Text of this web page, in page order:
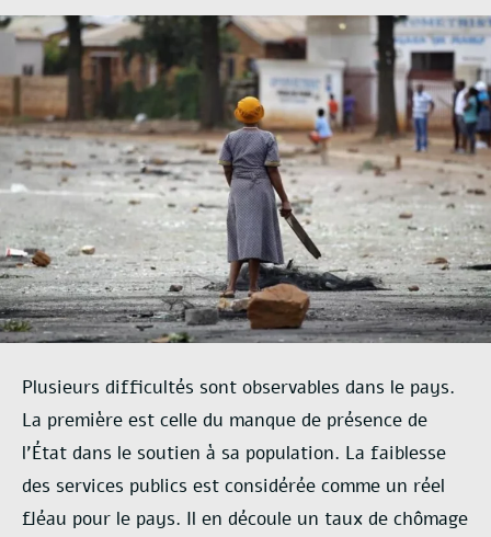
Plusieurs difficultés sont observables dans le pays.
La première est celle du manque de présence de
l’État dans le soutien à sa population. La faiblesse
des services publics est considérée comme un réel
fléau pour le pays. Il en découle un taux de chômage